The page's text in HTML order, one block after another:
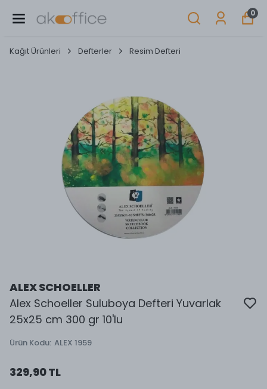
0
Kağıt Ürünleri Defterler Resim Defteri
ALEX SCHOELLER
Alex Schoeller Suluboya Defteri Yuvarlak
25x25 cm 300 gr 10'lu
Ürün Kodu: ALEX 1959
329,90 TL